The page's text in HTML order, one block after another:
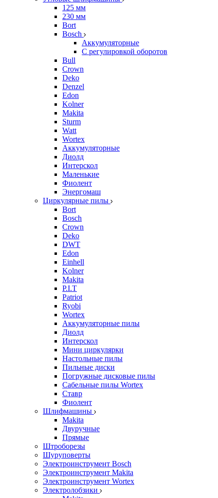
125 мм
230 мм
Bort
Bosch
Аккумуляторные
С регулировкой оборотов
Bull
Crown
Deko
Denzel
Edon
Kolner
Makita
Sturm
Watt
Wortex
Аккумуляторные
Диолд
Интерскол
Маленькие
Фиолент
Энергомаш
Циркулярные пилы
Bort
Bosch
Crown
Deko
DWT
Edon
Einhell
Kolner
Makita
P.I.T
Patriot
Ryobi
Wortex
Аккумуляторные пилы
Диолд
Интерскол
Мини циркулярки
Настольные пилы
Пильные диски
Погружные дисковые пилы
Сабельные пилы Wortex
Ставр
Фиолент
Шлифмашины
Makita
Двуручные
Прямые
Штроборезы
Шуруповерты
Электроинструмент Bosch
Электроинструмент Makita
Электроинструмент Wortex
Электролобзики